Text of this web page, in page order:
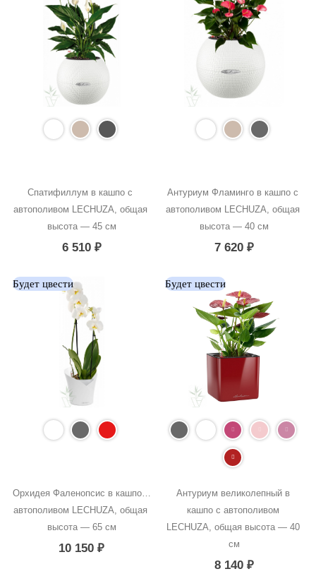
Спатифиллум в кашпо с
автополивом LECHUZA, общая
высота — 45 см
6 510 ₽
Антуриум Фламинго в кашпо с
автополивом LECHUZA, общая
высота — 40 см
7 620₽
Будет цвести
Орхидея Фаленопсис в кашпо с
автополивом LECHUZA, общая
высота — 65 см
10 150₽
Будет цвести
Антуриум великолепный в
кашпо с автополивом
LECHUZA, общая высота — 40
см
8 140₽